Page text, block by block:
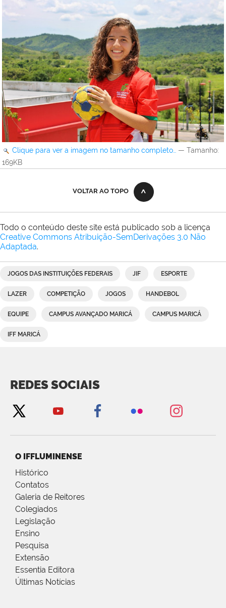
Clique para ver a imagem no tamanho completo… — Tamanho:
169KB
VOLTAR AO TOPO
Todo o conteúdo deste site está publicado sob a licença
Creative Commons Atribuição-SemDerivações 3.0 Não
Adaptada.
JOGOS DAS INSTITUIÇÕES FEDERAIS JIF ESPORTE
LAZER COMPETIÇÃO JOGOS HANDEBOL
EQUIPE CAMPUS AVANÇADO MARICÁ CAMPUS MARICÁ
IFF MARICÁ
REDES SOCIAIS
O IFFLUMINENSE
Histórico
Contatos
Galeria de Reitores
Colegiados
Legislação
Ensino
Pesquisa
Extensão
Essentia Editora
Últimas Notícias